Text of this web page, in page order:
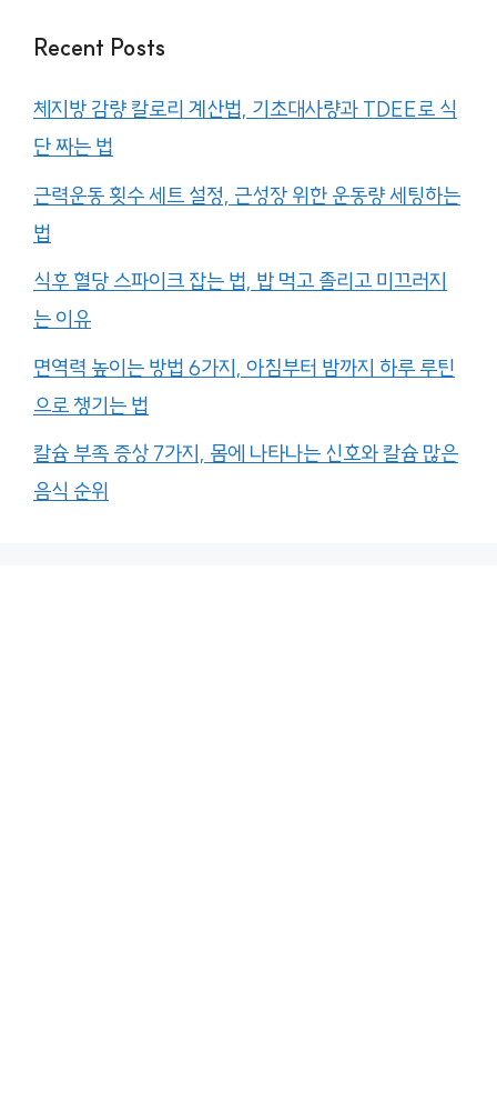
Recent Posts
체지방 감량 칼로리 계산법, 기초대사량과 TDEE로 식
단 짜는 법
근력운동 횟수 세트 설정, 근성장 위한 운동량 세팅하는
법
식후 혈당 스파이크 잡는 법, 밥 먹고 졸리고 미끄러지
는 이유
면역력 높이는 방법 6가지, 아침부터 밤까지 하루 루틴
으로 챙기는 법
칼슘 부족 증상 7가지, 몸에 나타나는 신호와 칼슘 많은
음식 순위